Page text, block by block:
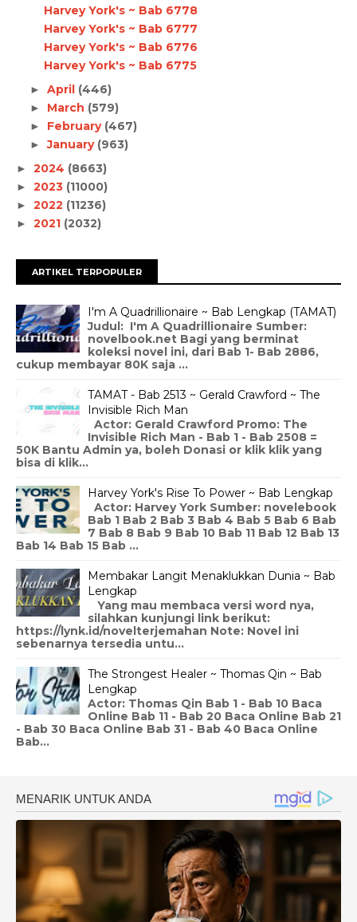
Harvey York's ~ Bab 6778
Harvey York's ~ Bab 6777
Harvey York's ~ Bab 6776
Harvey York's ~ Bab 6775
► April (446)
► March (579)
► February (467)
►January (963)
► 2024 (8663)
► 2023 (11000)
► 2022 (11236)
► 2021 (2032)
ARTIKEL TERPOPULER
I'm A Quadrillionaire ~ Bab Lengkap (TAMAT)
Judul: I'm A Quadrillionaire Sumber:
novelbook.net Bagi yang berminat
koleksi novel ini, dari Bab 1- Bab 2886,
cukup membayar 80K saja ...
TAMAT - Bab 2513 ~ Gerald Crawford ~ The
Invisible Rich Man
Actor: Gerald Crawford Promo: The
Invisible Rich Man - Bab 1 - Bab 2508 =
50K Bantu Admin ya, boleh Donasi or klik klik yang
bisa di klik...
Harvey York's Rise To Power ~ Bab Lengkap
Actor: Harvey York Sumber: novelebook
Bab 1 Bab 2 Bab 3 Bab 4 Bab 5 Bab 6 Bab
7 Bab 8 Bab 9 Bab 10 Bab 11 Bab 12 Bab 13
Bab 14 Bab 15 Bab ...
Membakar Langit Menaklukkan Dunia ~ Bab
Lengkap
Yang mau membaca versi word nya,
silahkan kunjungi link berikut:
https://lynk.id/novelterjemahan Note: Novel ini
sebenarnya tersedia untu...
The Strongest Healer ~ Thomas Qin ~ Bab
Lengkap
Actor: Thomas Qin Bab 1 - Bab 10 Baca
Online Bab 11 - Bab 20 Baca Online Bab 21
- Bab 30 Baca Online Bab 31 - Bab 40 Baca Online
Bab...